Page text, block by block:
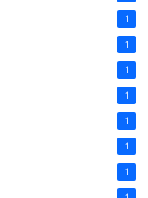
1
1
1
1
1
1
1